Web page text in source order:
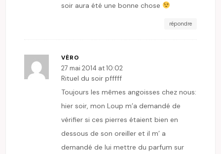
soir aura été une bonne chose
répondre
VÉRO
27 mai 2014 at 10:02
Rituel du soir pfffff
Toujours les mêmes angoisses chez nous:
hier soir, mon Loup m’a demandé de
vérifier si ces pierres étaient bien en
dessous de son oreiller et il m’ a
demandé de lui mettre du parfum sur